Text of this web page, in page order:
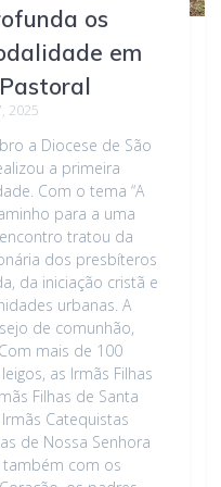
os
em
2025
a Diocese de São
a primeira
Com o tema “A
para a uma
tratou da
dos presbíteros
da iniciação cristã e
urbanas. A
de comunhão,
mais de 100
as Irmãs Filhas
Filhas de Santa
Catequistas
de Nossa Senhora
também com os